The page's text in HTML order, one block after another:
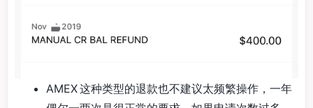
AMEX 这种类型的退款也不建议太频繁操作，一年